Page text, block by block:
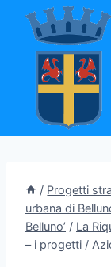
Salta
contenuto
/ Progetti
urbana di
Belluno’ / La
– i progetti /